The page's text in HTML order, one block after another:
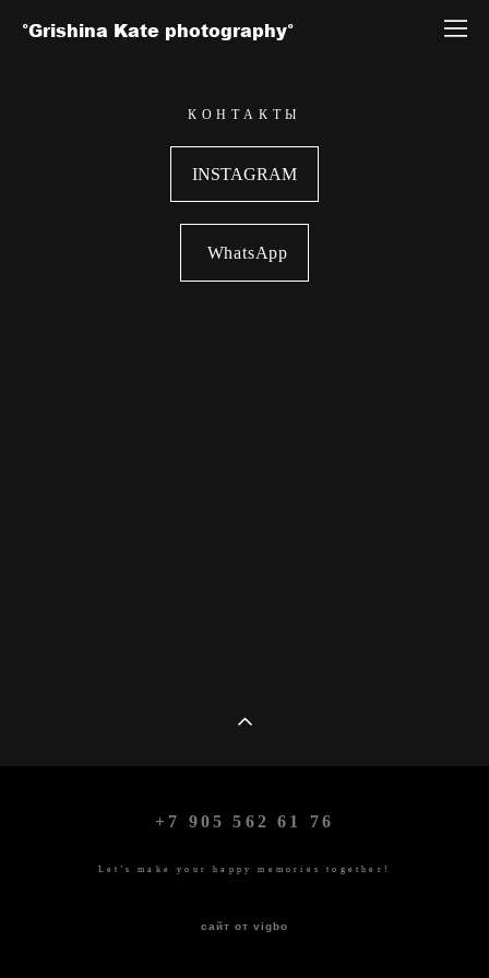
°Grishina Kate photography°
КОНТАКТЫ
INSTAGRAM
WhatsApp
+7 905 562 61 76
Let's make your happy memories together!
сайт от vigbo